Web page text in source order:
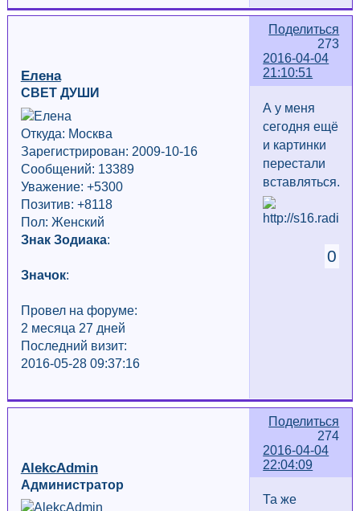
Поделиться
273
2016-04-04
21:10:51
Елена
СВЕТ ДУШИ
Откуда: Москва
Зарегистрирован: 2009-10-16
Сообщений: 13389
Уважение: +5300
Позитив: +8118
Пол: Женский
Знак Зодиака:
Значок:
Провел на форуме:
2 месяца 27 дней
Последний визит:
2016-05-28 09:37:16
А у меня
сегодня ещё
и картинки
перестали
вставляться.......
0
Поделиться
274
2016-04-04
22:04:09
AlekcAdmin
Администратор
Та же